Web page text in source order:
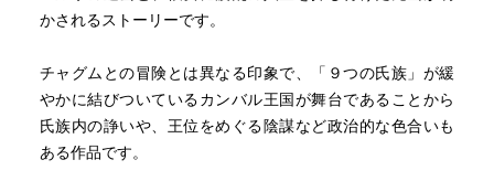
かされるストーリーです。
チャグムとの冒険とは異なる印象で、「９つの氏族」が緩
やかに結びついているカンバル王国が舞台であることから
氏族内の諍いや、王位をめぐる陰謀など政治的な色合いも
ある作品です。